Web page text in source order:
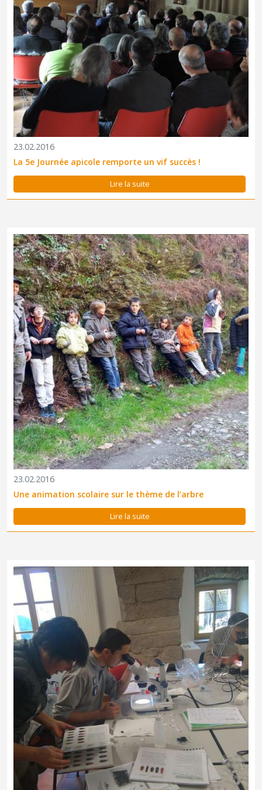
23.02.2016
La 5e Journée apicole remporte un vif succès !
Lire la suite
23.02.2016
Une animation scolaire sur le thème de l’arbre
Lire la suite